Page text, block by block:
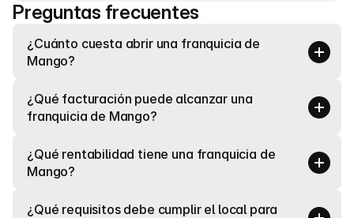
Preguntas frecuentes
¿Cuánto cuesta abrir una franquicia de
Mango?
¿Qué facturación puede alcanzar una
franquicia de Mango?
¿Qué rentabilidad tiene una franquicia de
Mango?
¿Qué requisitos debe cumplir el local para